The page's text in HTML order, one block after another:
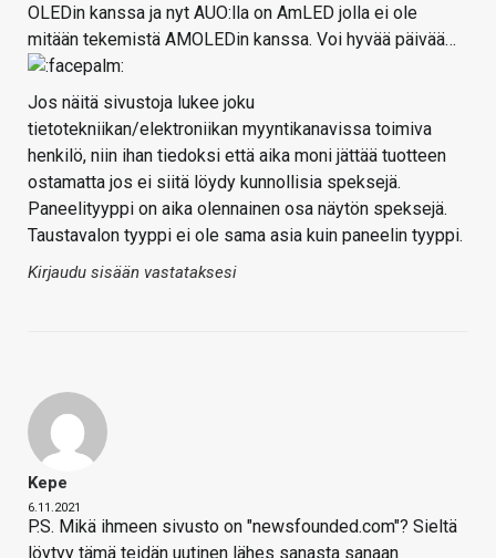
OLEDin kanssa ja nyt AUO:lla on AmLED jolla ei ole
mitään tekemistä AMOLEDin kanssa. Voi hyvää päivää…
Jos näitä sivustoja lukee joku
tietotekniikan/elektroniikan myyntikanavissa toimiva
henkilö, niin ihan tiedoksi että aika moni jättää tuotteen
ostamatta jos ei siitä löydy kunnollisia speksejä.
Paneelityyppi on aika olennainen osa näytön speksejä.
Taustavalon tyyppi ei ole sama asia kuin paneelin tyyppi.
Kirjaudu sisään vastataksesi
Kepe
6.11.2021
P.S. Mikä ihmeen sivusto on "newsfounded.com"? Sieltä
löytyy tämä teidän uutinen lähes sanasta sanaan